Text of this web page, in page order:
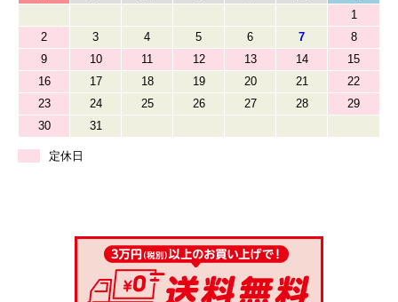
1
2
3 4 5 6 7
8
9
10 11 12 13 14
15
16
17 18 19 20 21
22
23
24 25 26 27 28
29
30
31
定休日